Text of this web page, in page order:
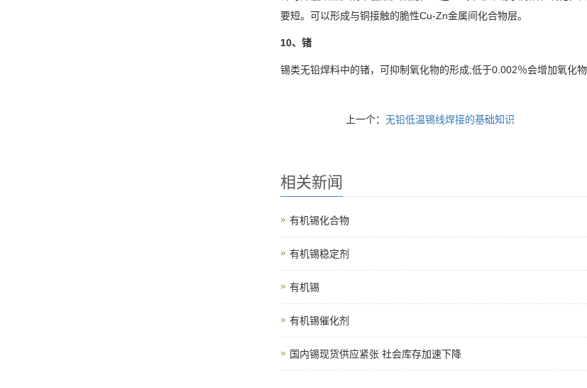
要短。可以形成与铜接触的脆性Cu-Zn金属间化合物层。
10、锗
锡类无铅焊料中的锗，可抑制氧化物的形成;低于0.002％会增加氧化
上一个：无铅低温锡线焊接的基础知识
相关新闻
有机锡化合物
有机锡稳定剂
有机锡
有机锡催化剂
国内锡现货供应紧张 社会库存加速下降